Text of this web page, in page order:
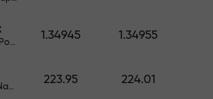
Great Britain Pound vs US Dollar
1.34945 1.34955
NVIDIA Corp Nasdaq Stock Exchange (Nasdaq) USD
223.95 224.01